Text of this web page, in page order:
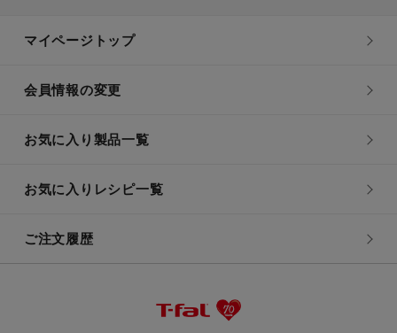
マイページトップ
会員情報の変更
お気に入り製品一覧
お気に入りレシピ一覧
ご注文履歴